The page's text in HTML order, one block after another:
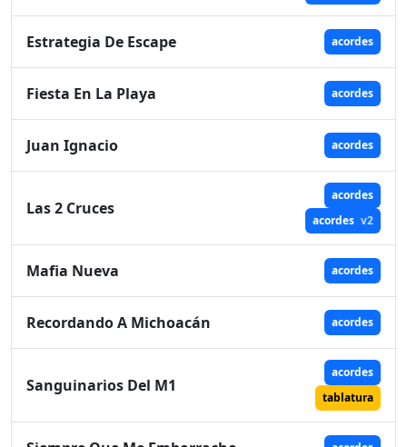
Estrategia De Escape acordes
Fiesta En La Playa acordes
Juan Ignacio acordes
Las 2 Cruces
acordes
acordes v2
Mafia Nueva acordes
Recordando A Michoacán acordes
Sanguinarios Del M1
acordes
tablatura